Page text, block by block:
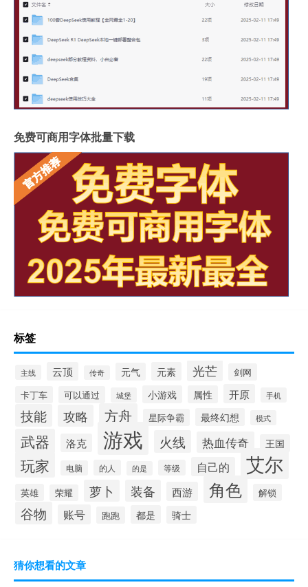
免费可商用字体批量下载
标签
主线 云顶 传奇 元气 元素 光芒
剑网
卡丁车
可以通过 城堡 小游戏 属性 开原 手机
技能 攻略 方舟 星际争霸 最终幻想 模式
武器 洛克 游戏 火线 热血传奇 王国
玩家 电脑 的人 的是 等级 自己的 艾尔
英雄 荣耀 萝卜 装备 西游 角色 解锁
谷物 账号 跑跑 都是 骑士
猜你想看的文章